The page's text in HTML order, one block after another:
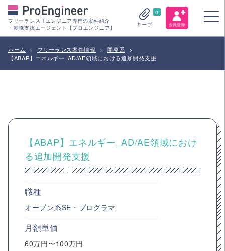
フリーランスITエンジニア専門の案件紹介
・転職支援エージェント【プロエンジニア】
0
キープ
ホーム > フリーランス案件情報 > 開発系
>
【ABAP】エネルギー_AD/AE領域における追加開発支援
【ABAP】エネルギー_AD/AE領域におけ
る追加開発支援
職種
オープン系SE・プログラマ
月額単価
60万円〜100万円